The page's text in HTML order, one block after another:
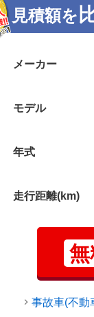
見積額を
メーカー
モデル
年式
走行距離(km)
事故車(不動